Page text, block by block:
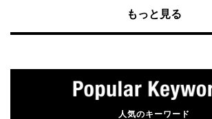
もっと見る
人気のキーワード